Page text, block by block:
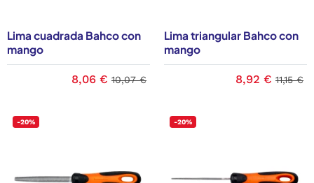
Lima cuadrada Bahco con
mango
8,06 € 10,07 €
Lima triangular Bahco con
mango
8,92 € 11,15 €
-20% -20%